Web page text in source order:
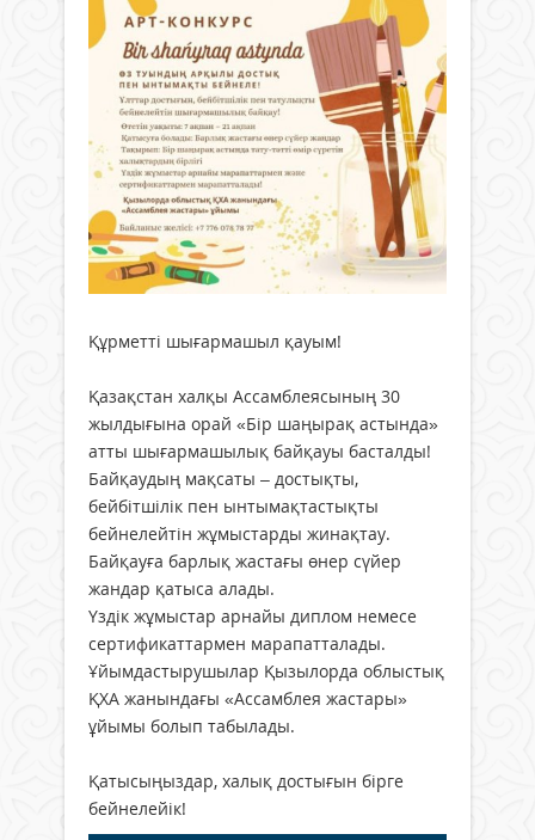
Құрметті шығармашыл қауым!
Қазақстан халқы Ассамблеясының 30
жылдығына орай «Бір шаңырақ астында»
атты шығармашылық байқауы басталды!
Байқаудың мақсаты – достықты,
бейбітшілік пен ынтымақтастықты
бейнелейтін жұмыстарды жинақтау.
Байқауға барлық жастағы өнер сүйер
жандар қатыса алады.
Үздік жұмыстар арнайы диплом немесе
сертификаттармен марапатталады.
Ұйымдастырушылар Қызылорда облыстық
ҚХА жанындағы «Ассамблея жастары»
ұйымы болып табылады.
Қатысыңыздар, халық достығын бірге
бейнелейік!